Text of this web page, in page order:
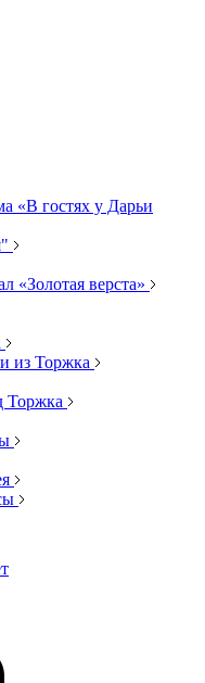
«В гостях у Дарьи
«Золотая верста»
из Торжка
Торжка